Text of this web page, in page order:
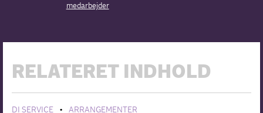
medarbejder
RELATERET INDHOLD
DI SERVICE • ARRANGEMENTER